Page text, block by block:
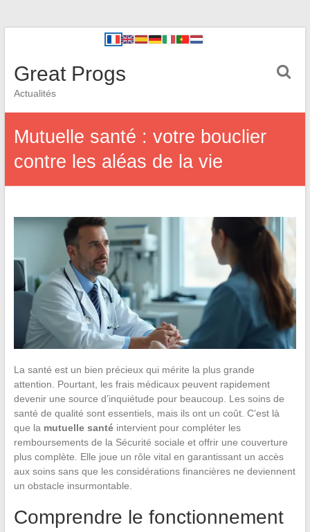
Great Progs
Actualités
Mutuelle santé : votre bouclier
contre les aléas de la vie
La santé est un bien précieux qui mérite la plus grande
attention. Pourtant, les frais médicaux peuvent rapidement
devenir une source d’inquiétude pour beaucoup. Les soins de
santé de qualité sont essentiels, mais ils ont un coût. C’est là
que la mutuelle santéintervient pour compléter les
remboursements de la Sécurité sociale et offrir une couverture
plus complète. Elle joue un rôle vital en garantissant un accès
aux soins sans que les considérations financières ne deviennent
un obstacle insurmontable.
Comprendre le fonctionnement